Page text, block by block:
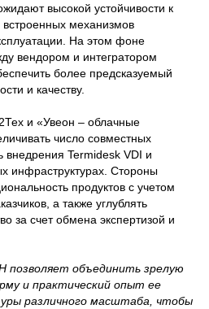
высокой устойчивости к
механизмов
На этом фоне
вендором и интегратором
более предсказуемый
и качеству.
и «Увеон – облачные
число совместных
внедрения Termidesk VDI и
инфраструктурах. Стороны
продуктов с учетом
а также углублять
за счет обмена экспертизой и
позволяет объединить зрелую
и практический опыт ее
различного масштаба, чтобы